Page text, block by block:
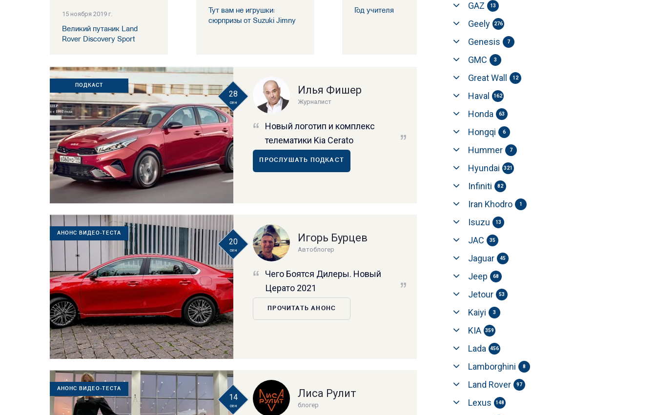
15 ноября 2019 г.
Великий путаник Land
Rover Discovery Sport
Тут вам не игрушки:
сюрпризы от Suzuki Jimny
Год учителя
ПОДКАСТ
28
сен
Илья Фишер
Журналист
Новый логотип и комплекс
телематики Kia Cerato
ПРОСЛУШАТЬ ПОДКАСТ
АНОНС ВИДЕО-ТЕСТА
20
сен
Игорь Бурцев
Автоблогер
Чего Боятся Дилеры. Новый
Церато 2021
ПРОЧИТАТЬ АНОНС
АНОНС ВИДЕО-ТЕСТА
14
сен
Лиса Рулит
блогер
GAZ 13
Geely 276
Genesis 7
GMC 3
Great Wall 12
Haval 162
Honda 63
Hongqi 6
Hummer 7
Hyundai 321
Infiniti 82
Iran Khodro 1
Isuzu 13
JAC 35
Jaguar 45
Jeep 68
Jetour 53
Kaiyi 3
KIA 359
Lada 456
Lamborghini 8
Land Rover 97
Lexus 148